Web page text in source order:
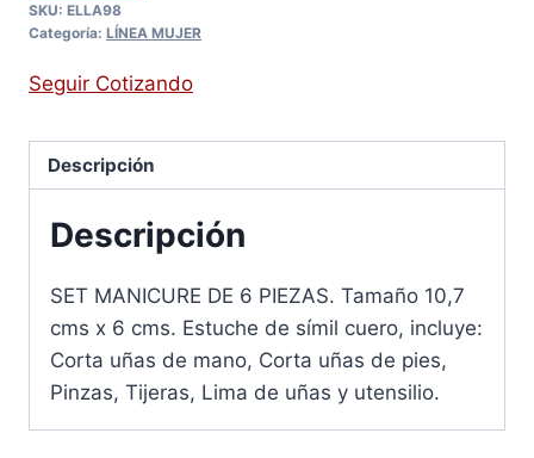
SKU: ELLA98
Categoría: LÍNEA MUJER
Seguir Cotizando
Descripción
Descripción
SET MANICURE DE 6 PIEZAS. Tamaño 10,7
cms x 6 cms. Estuche de símil cuero, incluye:
Corta uñas de mano, Corta uñas de pies,
Pinzas, Tijeras, Lima de uñas y utensilio.